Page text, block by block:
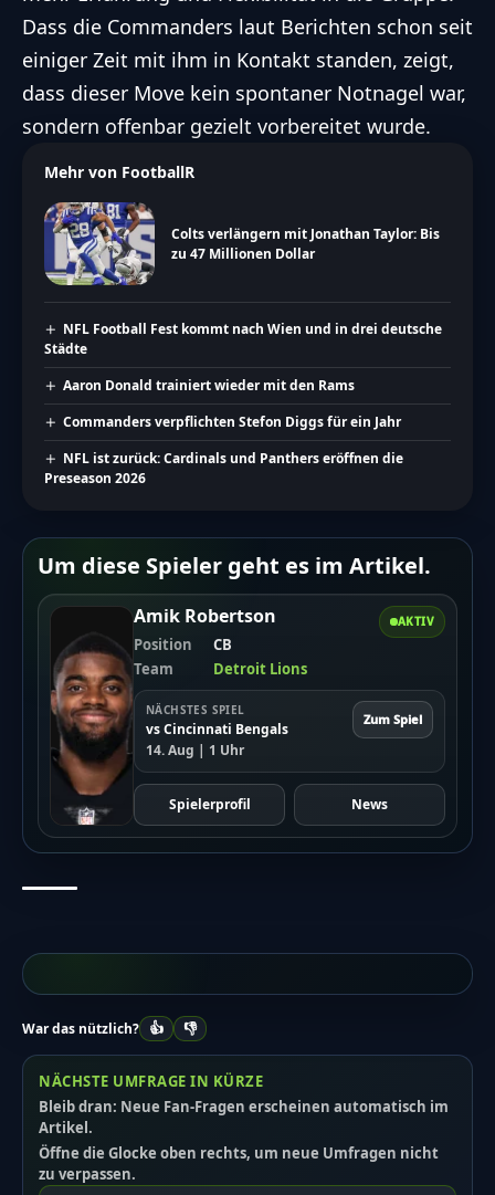
Dass die Commanders laut Berichten schon seit
einiger Zeit mit ihm in Kontakt standen, zeigt,
dass dieser Move kein spontaner Notnagel war,
sondern offenbar gezielt vorbereitet wurde.
Mehr von FootballR
Colts verlängern mit Jonathan Taylor: Bis
zu 47 Millionen Dollar
NFL Football Fest kommt nach Wien und in drei deutsche
Städte
Aaron Donald trainiert wieder mit den Rams
Commanders verpflichten Stefon Diggs für ein Jahr
NFL ist zurück: Cardinals und Panthers eröffnen die
Preseason 2026
Um diese Spieler geht es im Artikel.
AKTIV
Amik Robertson
Position
CB
Team
Detroit Lions
NÄCHSTES SPIEL
vs Cincinnati Bengals
14. Aug | 1 Uhr
Zum Spiel
Spielerprofil News
War das nützlich? 👍 👎
NÄCHSTE UMFRAGE IN KÜRZE
Bleib dran: Neue Fan-Fragen erscheinen automatisch im
Artikel.
Öffne die Glocke oben rechts, um neue Umfragen nicht
zu verpassen.